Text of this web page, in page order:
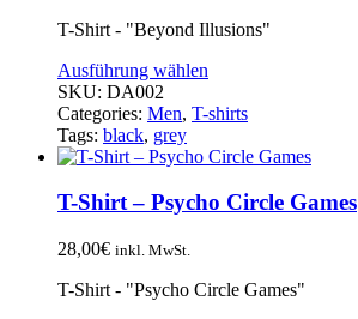
T-Shirt - "Beyond Illusions"
Ausführung wählen
SKU: DA002
Categories: Men, T-shirts
Tags: black, grey
T-Shirt – Psycho Circle Games
28,00€ inkl. MwSt.
T-Shirt - "Psycho Circle Games"